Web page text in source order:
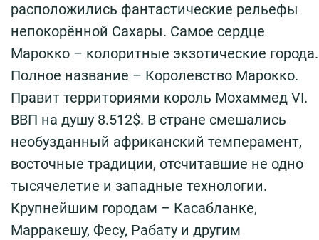
расположились фантастические рельефы
непокорённой Сахары. Самое сердце
Марокко – колоритные экзотические города.
Полное название – Королевство Марокко.
Правит территориями король Мохаммед VI.
ВВП на душу 8.512$. В стране смешались
необузданный африканский темперамент,
восточные традиции, отсчитавшие не одно
тысячелетие и западные технологии.
Крупнейшим городам – Касабланке,
Марракешу, Фесу, Рабату и другим